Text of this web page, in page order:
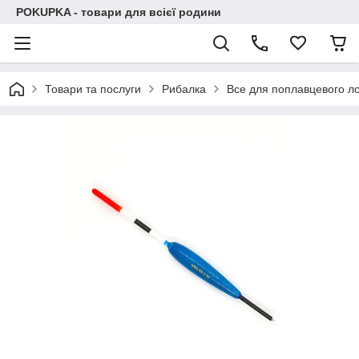
POKUPKA - товари для всієї родини
Товари та послуги Рибалка Все для поплавцевого